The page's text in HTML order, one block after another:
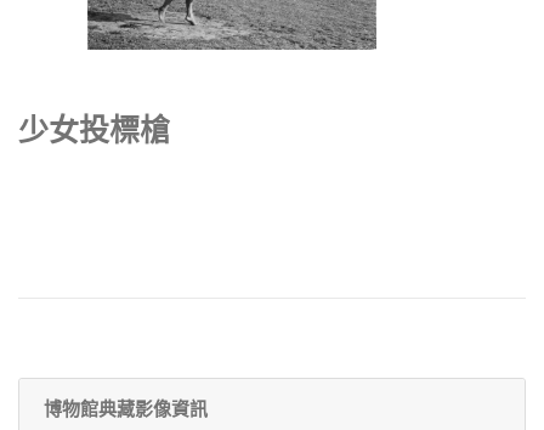
少女投標槍
博物館典藏影像資訊